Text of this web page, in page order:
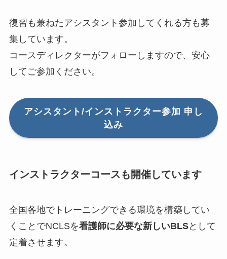
復習も兼ねたアシスタント参加してくれる方も募
集しています。
コースディレクターがフォローしますので、安心
してご参加ください。
アシスタント/インストラクター参加 申し
込み
インストラクターコースも開催しています
全国各地でトレーニングできる環境を構築してい
くことでNCLSを看護師に必要な新しいBLSとして
定着させます。